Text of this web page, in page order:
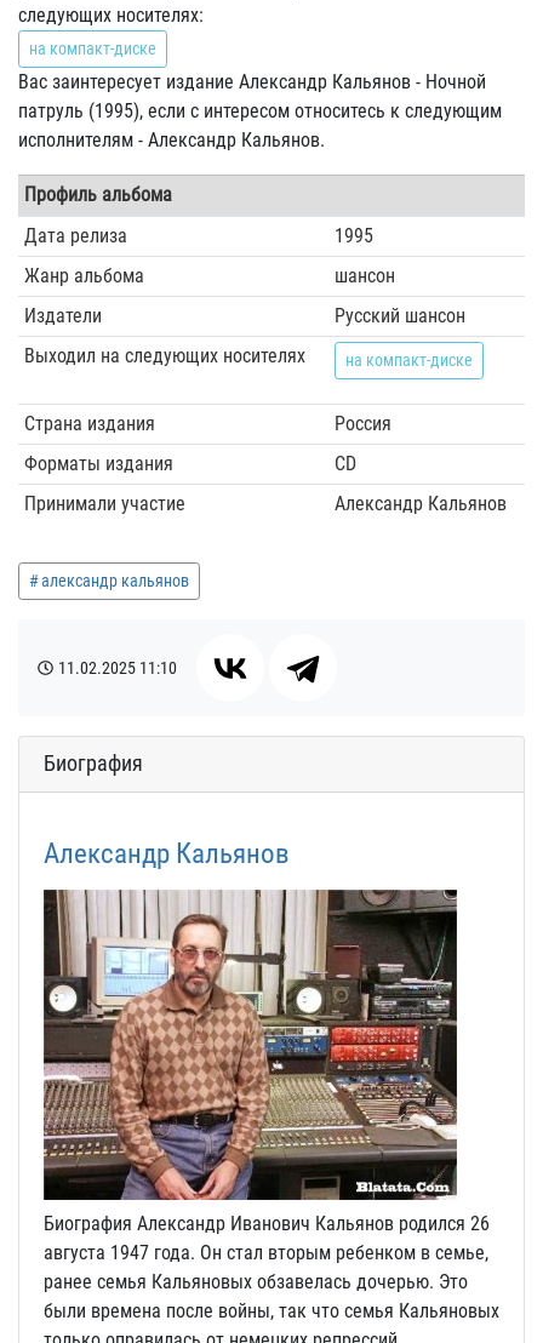
следующих носителях:
на компакт-диске
Вас заинтересует издание Александр Кальянов - Ночной
патруль (1995), если с интересом относитесь к следующим
исполнителям - Александр Кальянов.
Профиль альбома
Дата релиза
1995
Жанр альбома
шансон
Издатели
Русский шансон
Выходил на следующих носителях
на компакт-диске
Страна издания
Россия
Форматы издания
CD
Принимали участие
Александр Кальянов
александр кальянов
11.02.2025 11:10
Биография
Александр Кальянов
Биография Александр Иванович Кальянов родился 26
августа 1947 года. Он стал вторым ребенком в семье,
ранее семья Кальяновых обзавелась дочерью. Это
были времена после войны, так что семья Кальяновых